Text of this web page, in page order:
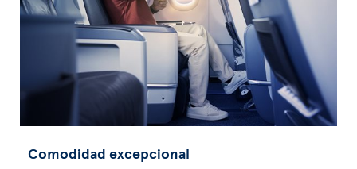
Comodidad excepcional